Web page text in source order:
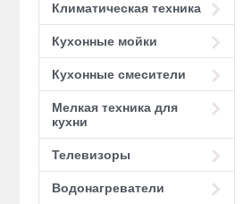
Климатическая техника
Кухонные мойки
Кухонные смесители
Мелкая техника для
кухни
Телевизоры
Водонагреватели